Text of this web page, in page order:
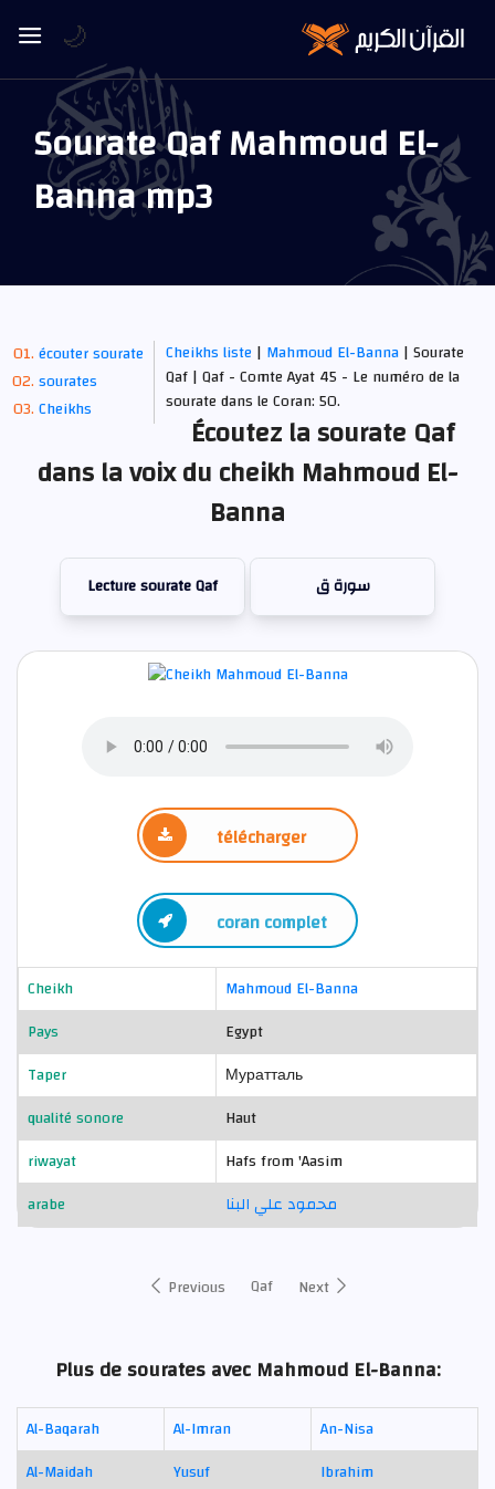
Sourate Qaf Mahmoud El-
Banna mp3
écouter sourate
sourates
Cheikhs
Cheikhs liste | Mahmoud El-Banna| Sourate
Qaf | Qaf - Comte Ayat 45 - Le numéro de la
sourate dans le Coran: 50.
Écoutez la sourate Qaf
dans la voix du cheikh Mahmoud El-
Banna
Lecture sourate Qaf سورة ق
télécharger
coran complet
Cheikh
Mahmoud El-Banna
Pays
Egypt
Taper
Муратталь
qualité sonore
Haut
riwayat
Hafs from 'Aasim
arabe
محمود علي البنا
Previous Qaf Next
Plus de sourates avec Mahmoud El-Banna:
Al-Baqarah Al-Imran
An-Nisa
Al-Maidah
Yusuf
Ibrahim
🌙